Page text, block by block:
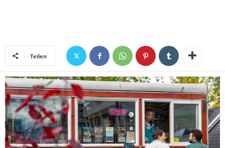
Teilen